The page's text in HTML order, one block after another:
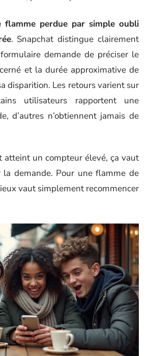
flamme perdue par simple oubli
. Snapchat distingue clairement
demande de préciser le
et la durée approximative de
disparition. Les retours varient sur
utilisateurs rapportent une
d’autres n’obtiennent jamais de
atteint un compteur élevé, ça vaut
demande. Pour une flamme de
vaut simplement recommencer